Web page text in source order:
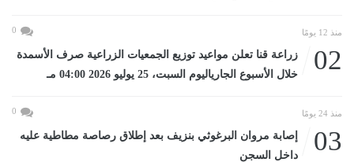
منذ 12 يومًا 0
02
زراعة قنا تعلن مواعيد توزيع الجمعيات الزراعية صرف الأسمدة
خلال الأسبوع الجارياليوم السبت، 25 يوليو 2026 04:00 مـ
منذ 24 يومًا 0
03
إصابة مروان البرغوثي بنزيف بعد إطلاق رصاصة مطاطية عليه
داخل السجن